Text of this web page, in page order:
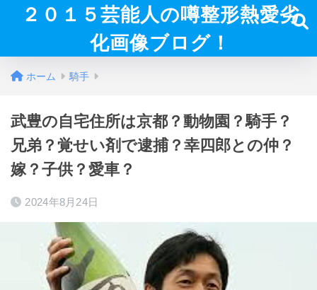
２０１５芸能人の噂整形熱愛劣
化画像ブログ！
ホーム 騎手
武豊の自宅住所は京都？動物園？騎手？
兄弟？覚せい剤で逮捕？幸四郎との仲？
嫁？子供？愛車？
2024年8月24日